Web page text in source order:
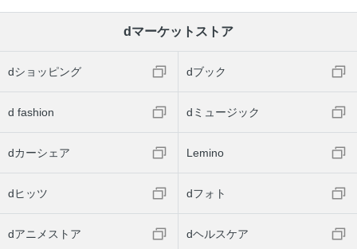
dマーケットストア
dショッピング dブック
d fashion dミュージック
dカーシェア Lemino
dヒッツ dフォト
dアニメストア dヘルスケア